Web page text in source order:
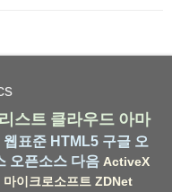
스트 클라우드 아마
웹표준 HTML5 구글 오
오픈소스 다음 ActiveX
마이크로소프트 ZDNet